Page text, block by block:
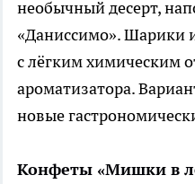
необычный десерт,
«Даниссимо». Шарики
с лёгким химическим
ароматизатора.
новые
Конфеты «Мишки в